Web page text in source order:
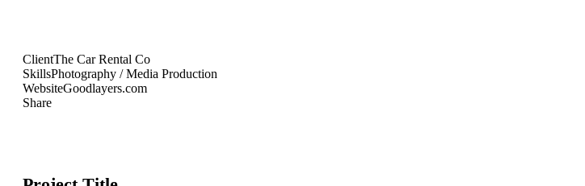
ClientThe Car Rental Co
SkillsPhotography / Media Production
WebsiteGoodlayers.com
Share